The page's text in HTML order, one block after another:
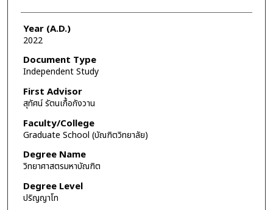
Year (A.D.)
2022
Document Type
Independent Study
First Advisor
สุทัศน์ รัตนเกื้อกังวาน
Faculty/College
Graduate School (บัณฑิตวิทยาลัย)
Degree Name
วิทยาศาสตรมหาบัณฑิต
Degree Level
ปริญญาโท